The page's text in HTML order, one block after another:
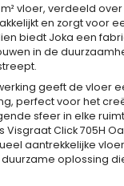
m² vloer, verdeeld
en zorgt voor
biedt Joka een
in de
geeft de vloer
perfect voor het
sfeer in elke
Visgraat Click 705H
aantrekkelijke
oplossing